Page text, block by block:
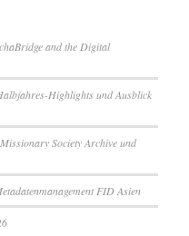
and the Digital
Highlights und Ausblick
Society Archive und
FID Asien